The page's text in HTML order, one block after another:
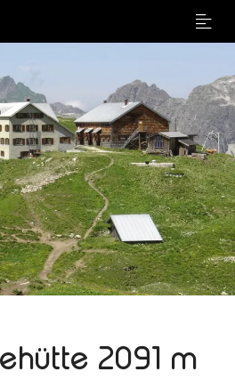
Menu
2091 m